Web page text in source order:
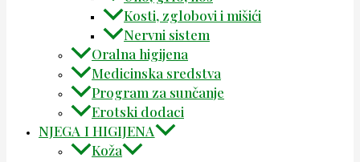
Kosti, zglobovi i mišići
Nervni sistem
Oralna higijena
Medicinska sredstva
Program za sunčanje
Erotski dodaci
NJEGA I HIGIJENA
Koža